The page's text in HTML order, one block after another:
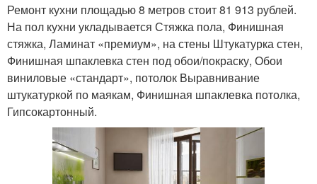
Ремонт кухни площадью 8 метров стоит 81 913 рублей.
На пол кухни укладывается Стяжка пола, Финишная
стяжка, Ламинат «премиум», на стены Штукатурка стен,
Финишная шпаклевка стен под обои/покраску, Обои
виниловые «стандарт», потолок Выравнивание
штукатуркой по маякам, Финишная шпаклевка потолка,
Гипсокартонный.